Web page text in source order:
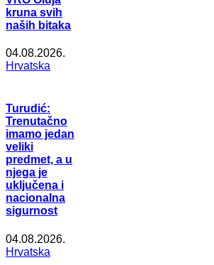
kruna svih
naših bitaka
04.08.2026.
Hrvatska
Turudić:
Trenutačno
imamo jedan
veliki
predmet, a u
njega je
uključena i
nacionalna
sigurnost
04.08.2026.
Hrvatska